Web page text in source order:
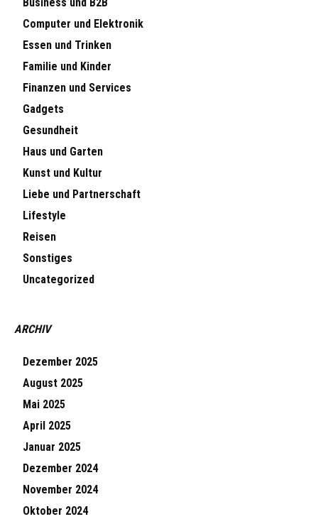
Computer und Elektronik
Essen und Trinken
Familie und Kinder
Finanzen und Services
Gadgets
Gesundheit
Haus und Garten
Kunst und Kultur
Liebe und Partnerschaft
Lifestyle
Reisen
Sonstiges
Uncategorized
ARCHIV
Dezember 2025
August 2025
Mai 2025
April 2025
Januar 2025
Dezember 2024
November 2024
Oktober 2024